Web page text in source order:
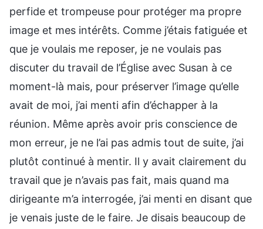
perfide et trompeuse pour protéger ma propre
image et mes intérêts. Comme j’étais fatiguée et
que je voulais me reposer, je ne voulais pas
discuter du travail de l’Église avec Susan à ce
moment-là mais, pour préserver l’image qu’elle
avait de moi, j’ai menti afin d’échapper à la
réunion. Même après avoir pris conscience de
mon erreur, je ne l’ai pas admis tout de suite, j’ai
plutôt continué à mentir. Il y avait clairement du
travail que je n’avais pas fait, mais quand ma
dirigeante m’a interrogée, j’ai menti en disant que
je venais juste de le faire. Je disais beaucoup de